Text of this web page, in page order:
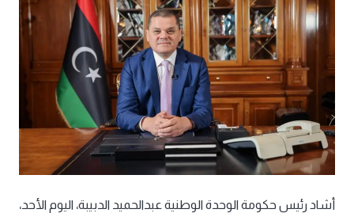
أشاد رئيس حكومة الوحدة الوطنية عبدالحميد الدبيبة، اليوم الأحد،